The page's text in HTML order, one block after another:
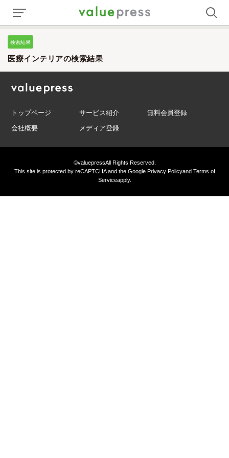
検索結果
医療インテリアの検索結果
トップページ サービス紹介
無料会員登録
会社概要
メディア登録
©valuepressAll Rights Reserved.
This site is protected by reCAPTCHA and the GooglePrivacy Policyand Terms of
Serviceapply.